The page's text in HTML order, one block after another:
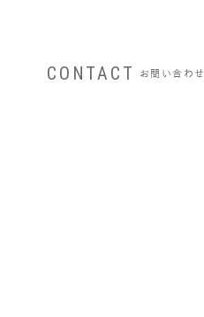
CONTACT お問い合わせ